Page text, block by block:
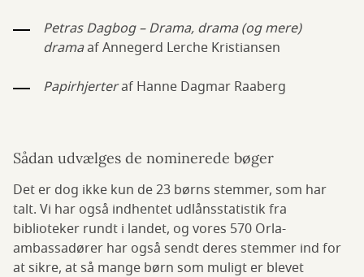
Petras Dagbog – Drama, drama (og mere)
dramaaf Annegerd Lerche Kristiansen
Papirhjerteraf Hanne Dagmar Raaberg
Sådan udvælges de nominerede bøger
Det er dog ikke kun de 23 børns stemmer, som har
talt. Vi har også indhentet udlånsstatistik fra
biblioteker rundt i landet, og vores 570 Orla-
ambassadører har også sendt deres stemmer ind for
at sikre, at så mange børn som muligt er blevet